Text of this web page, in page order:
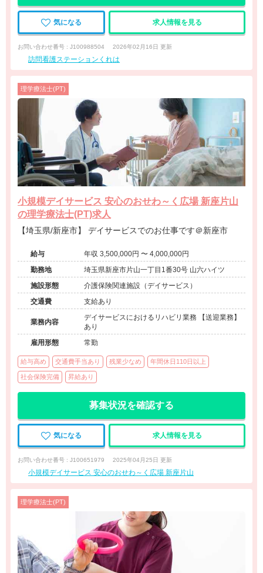
気になる 求人情報を見る
お問い合わせ番号 : J100988504 2026年02月16日 更新
訪問看護ステーションくれは
理学療法士(PT)
小規模デイサービス 安心のおせわ～く広場 新座片山
の理学療法士(PT)求人
【埼玉県/新座市】 デイサービスでのお仕事です＠新座市
給与
年収 3,500,000円 〜 4,000,000円
勤務地
埼玉県新座市片山一丁目1番30号 山六ハイツ
施設形態
介護保険関連施設（デイサービス）
交通費
支給あり
業務内容
デイサービスにおけるリハビリ業務 【送迎業務】
あり
雇用形態
常勤
給与高め 交通費手当あり 残業少なめ 年間休日110日以上
社会保険完備 昇給あり
募集状況を確認する
気になる 求人情報を見る
お問い合わせ番号 : J100651979 2025年04月25日 更新
小規模デイサービス 安心のおせわ～く広場 新座片山
理学療法士(PT)